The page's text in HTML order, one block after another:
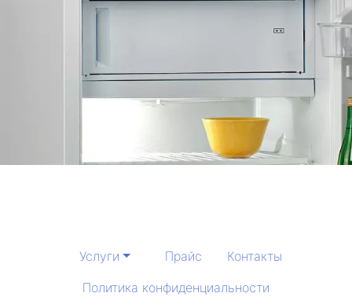
Услуги Прайс
Контакты
Политика конфиденциальности